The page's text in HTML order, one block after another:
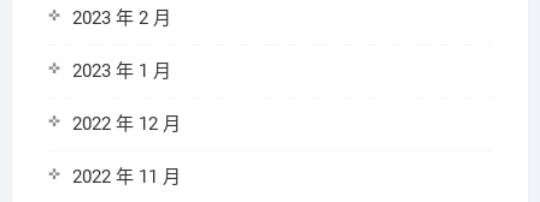
2023 年 2 月
2023 年 1 月
2022 年 12 月
2022 年 11 月